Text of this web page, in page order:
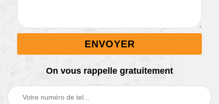
On vous rappelle gratuitement